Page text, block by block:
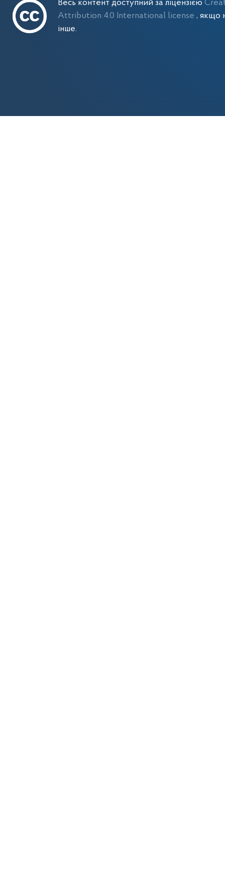
Весь контент доступний за ліцензією
Attribution 4.0 International license , якщо
інше.